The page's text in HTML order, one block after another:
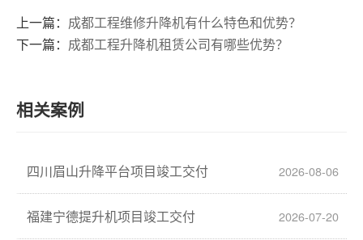
上一篇： 成都工程维修升降机有什么特色和优势？
下一篇： 成都工程升降机租赁公司有哪些优势？
相关案例
四川眉山升降平台项目竣工交付 2026-08-06
福建宁德提升机项目竣工交付 2026-07-20